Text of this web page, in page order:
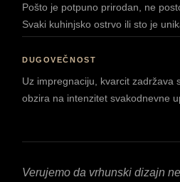
Pošto je potpuno prirodan, ne
Svaki kuhinjsko ostrvo ili sto je
DUGOVEČNOST
Uz impregnaciju, kvarcit zadržava
obzira na intenzitet svakodnevne
Verujemo da vrhunski dizajn